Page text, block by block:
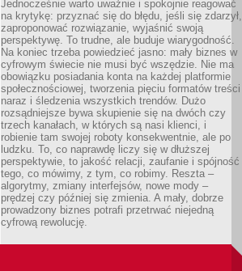
Jednocześnie warto uważnie i spokojnie reagować
na krytykę: przyznać się do błędu, jeśli się zdarzył,
zaproponować rozwiązanie, wyjaśnić swoją
perspektywę. To trudne, ale buduje wiarygodność.
Na koniec trzeba powiedzieć jasno: mały biznes w
cyfrowym świecie nie musi być wszędzie. Nie ma
obowiązku posiadania konta na każdej platformie
społecznościowej, tworzenia pięciu formatów treści
naraz i śledzenia wszystkich trendów. Dużo
rozsądniejsze bywa skupienie się na dwóch czy
trzech kanałach, w których są nasi klienci, i
robienie tam swojej roboty konsekwentnie, ale po
ludzku. To, co naprawdę liczy się w dłuższej
perspektywie, to jakość relacji, zaufanie i spójność
tego, co mówimy, z tym, co robimy. Reszta –
algorytmy, zmiany interfejsów, nowe mody –
prędzej czy później się zmienia. A mały, dobrze
prowadzony biznes potrafi przetrwać niejedną
cyfrową rewolucję.